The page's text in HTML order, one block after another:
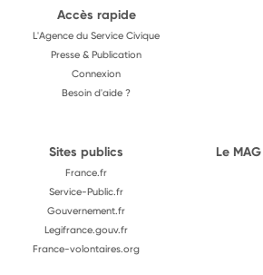
Accès rapide
L'Agence du Service Civique
Presse & Publication
Connexion
Besoin d'aide ?
Sites publics
France.fr
Service-Public.fr
Gouvernement.fr
Legifrance.gouv.fr
France-volontaires.org
Le